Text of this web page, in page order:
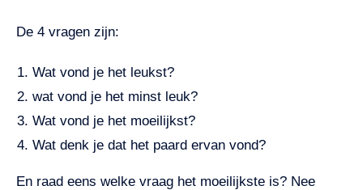
De 4 vragen zijn:
Wat vond je het leukst?
wat vond je het minst leuk?
Wat vond je het moeilijkst?
Wat denk je dat het paard ervan vond?
En raad eens welke vraag het moeilijkste is? Nee